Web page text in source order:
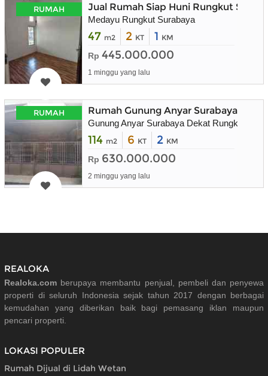
RUMAH Jual Rumah Siap Huni Rungkut
Medayu Rungkut Surabaya
47 m2 2 KT 1 KM
Rp 445.000.000
1 minggu yang lalu
RUMAH Rumah Gunung Anyar Surabaya
Gunung Anyar Surabaya Dekat Rungkut
114 m2 6 KT 2 KM
Rp 630.000.000
2 minggu yang lalu
REALOKA
Realoka.com berupaya membantu penjual, pembeli dan penyewa
properti di seluruh Indonesia sejak tahun 2017 dengan berbagai
kemudahan yang diberikan baik bagi pemasang iklan maupun
pencari properti.
LOKASI POPULER
Rumah Dijual di Lidah Wetan